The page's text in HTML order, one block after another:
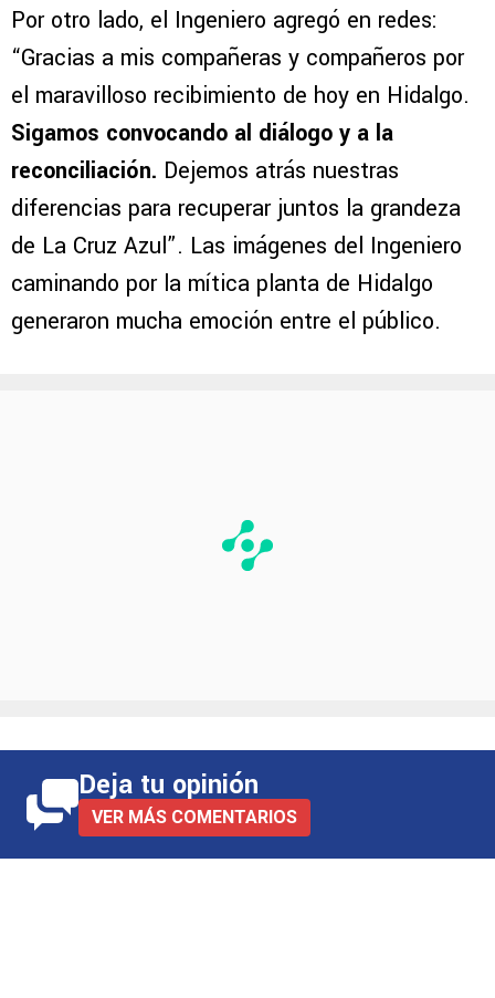
Por otro lado, el Ingeniero agregó en redes:
“Gracias a mis compañeras y compañeros por
el maravilloso recibimiento de hoy en Hidalgo.
Sigamos convocando al diálogo y a la
reconciliación. Dejemos atrás nuestras
diferencias para recuperar juntos la grandeza
de La Cruz Azul”. Las imágenes del Ingeniero
caminando por la mítica planta de Hidalgo
generaron mucha emoción entre el público.
Deja tu opinión
VER MÁS COMENTARIOS